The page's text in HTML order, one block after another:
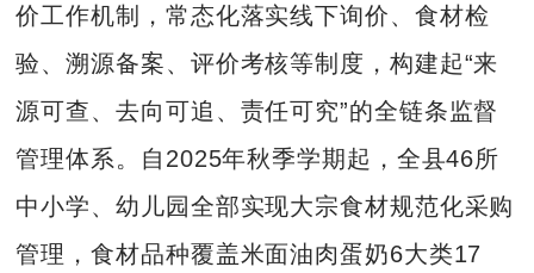
价工作机制，常态化落实线下询价、食材检
验、溯源备案、评价考核等制度，构建起“来
源可查、去向可追、责任可究”的全链条监督
管理体系。自2025年秋季学期起，全县46所
中小学、幼儿园全部实现大宗食材规范化采购
管理，食材品种覆盖米面油肉蛋奶6大类17